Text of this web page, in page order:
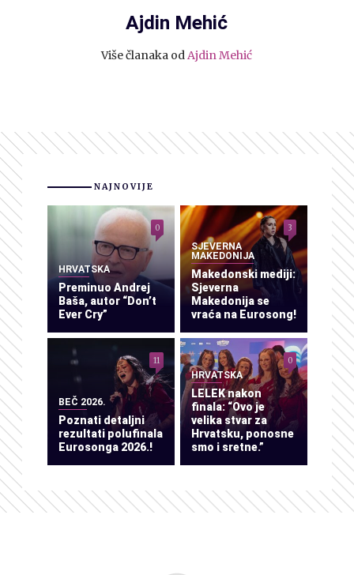
Ajdin Mehić
Više članaka od Ajdin Mehić
NAJNOVIJE
HRVATSKA
Preminuo Andrej
Baša, autor “Don’t
Ever Cry”
0
SJEVERNA
MAKEDONIJA
Makedonski mediji:
Sjeverna
Makedonija se
vraća na Eurosong!
3
BEČ 2026.
Poznati detaljni
rezultati polufinala
Eurosonga 2026.!
11
HRVATSKA
LELEK nakon
finala: “Ovo je
velika stvar za
Hrvatsku, ponosne
smo i sretne.”
0